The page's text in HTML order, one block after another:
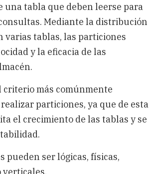
una tabla que deben leerse para
Mediante la distribución
varias tablas, las particiones
y la eficacia de las
criterio más comúnmente
particiones, ya que de esta
el crecimiento de las tablas y se
pueden ser lógicas, físicas,